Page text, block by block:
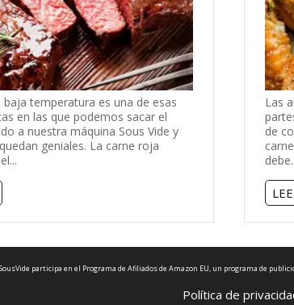
baja temperatura es una de esas
en las que podemos sacar el
a nuestra máquina Sous Vide y
geniales. La carne roja
Las
de
participa en el Programa de Afiliados de Amazon EU, un programa de
Política de